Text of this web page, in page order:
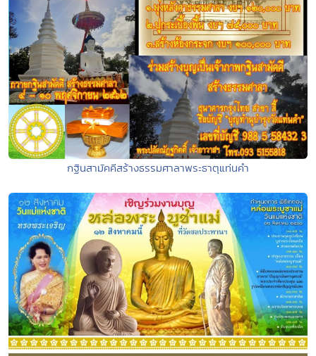
กฐินสามัคคีสร้างธรรมศาลาพระธาตุแท่นคำ